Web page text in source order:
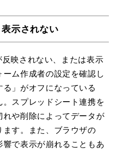
示されない
映されない、または表示
ム作成者の設定を確認し
」がオフになっている
スプレッドシート連携を
れや削除によってデータが
す。また、ブラウザの
で表示が崩れることもあ